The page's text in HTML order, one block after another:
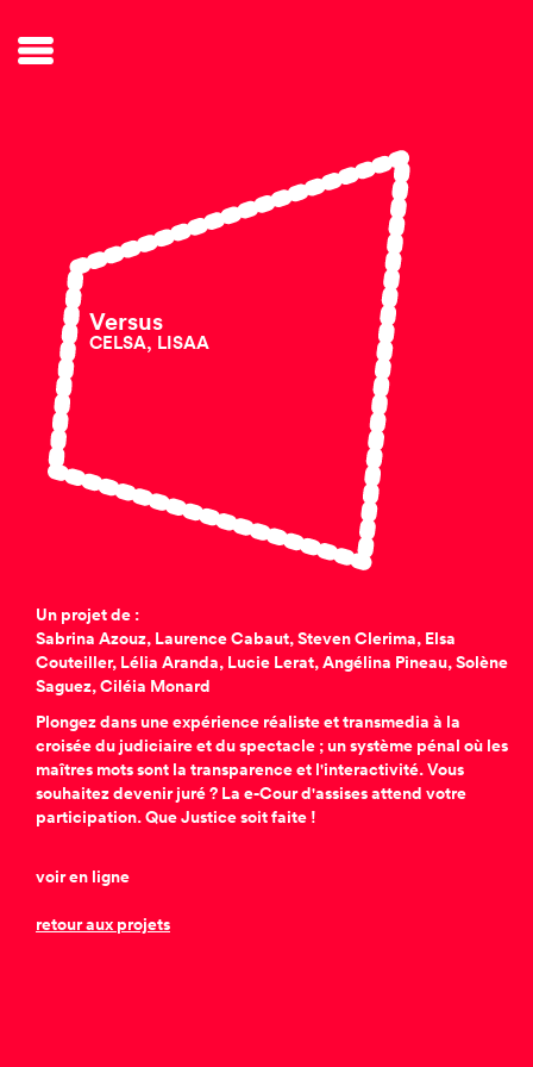
Versus
CELSA, LISAA
Un projet de :
Sabrina Azouz, Laurence Cabaut, Steven Clerima, Elsa
Couteiller, Lélia Aranda, Lucie Lerat, Angélina Pineau, Solène
Saguez, Ciléia Monard
Plongez dans une expérience réaliste et transmedia à la
croisée du judiciaire et du spectacle ; un système pénal où les
maîtres mots sont la transparence et l'interactivité. Vous
souhaitez devenir juré ? La e-Cour d'assises attend votre
participation. Que Justice soit faite !
voir en ligne
retour aux projets